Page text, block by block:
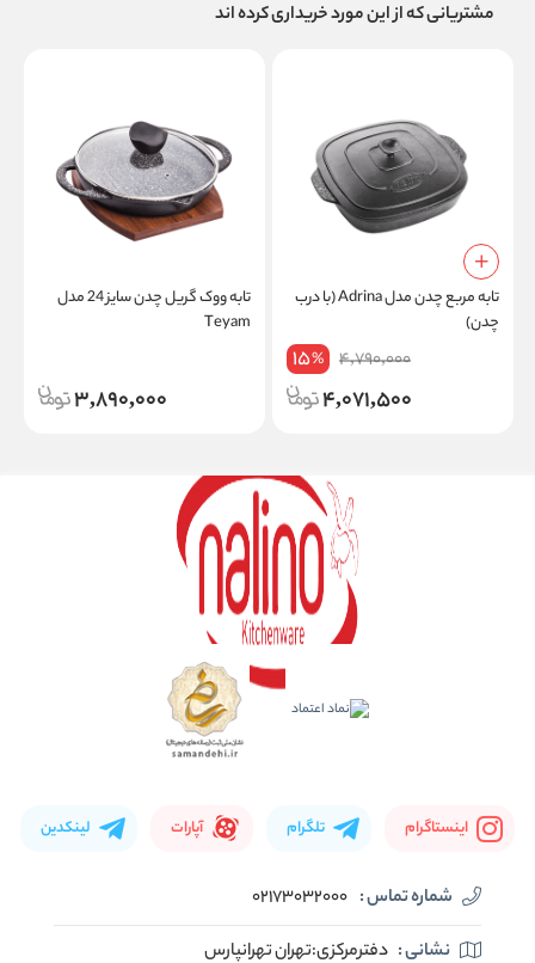
مشتریانی که از این مورد خریداری کرده اند
تابه مربع چدن مدل Adrina (با درب
چدن)
4,790,000
15%
4,071,500
تابه ووک گریل چدن سایز 24 مدل
Teyam
3,890,000
اینستاگرام تلگرام آپارات لینکدین
شماره تماس : 02173032000
نشانی : دفترمرکزی:تهران تهرانپارس